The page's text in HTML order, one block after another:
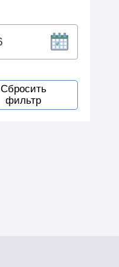
Сбросить
фильтр